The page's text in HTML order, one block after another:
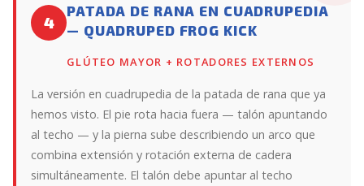
4
PATADA DE RANA EN CUADRUPEDIA
— QUADRUPED FROG KICK
GLÚTEO MAYOR + ROTADORES EXTERNOS
La versión en cuadrupedia de la patada de rana que ya
hemos visto. El pie rota hacia fuera — talón apuntando
al techo — y la pierna sube describiendo un arco que
combina extensión y rotación externa de cadera
simultáneamente. El talón debe apuntar al techo